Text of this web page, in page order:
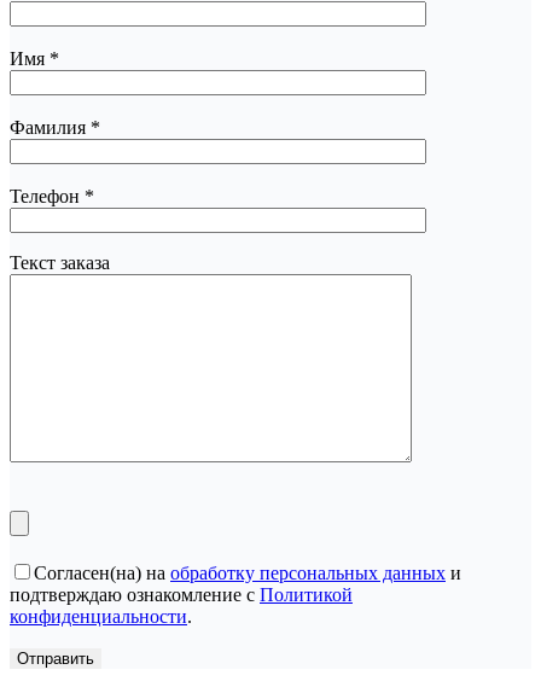
Имя *
Фамилия *
Телефон *
Текст заказа
Согласен(на) на обработку персональных данных и
подтверждаю ознакомление с Политикой
конфиденциальности.